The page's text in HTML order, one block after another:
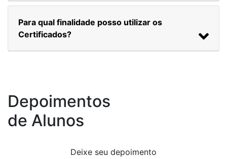
Para qual finalidade posso utilizar os
Certificados?
Depoimentos
de Alunos
Deixe seu depoimento